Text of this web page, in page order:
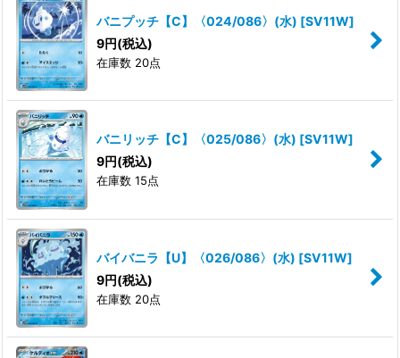
バニプッチ【C】〈024/086〉(水) [SV11W]
9円(税込)
在庫数 20点
バニリッチ【C】〈025/086〉(水) [SV11W]
9円(税込)
在庫数 15点
バイバニラ【U】〈026/086〉(水) [SV11W]
9円(税込)
在庫数 20点